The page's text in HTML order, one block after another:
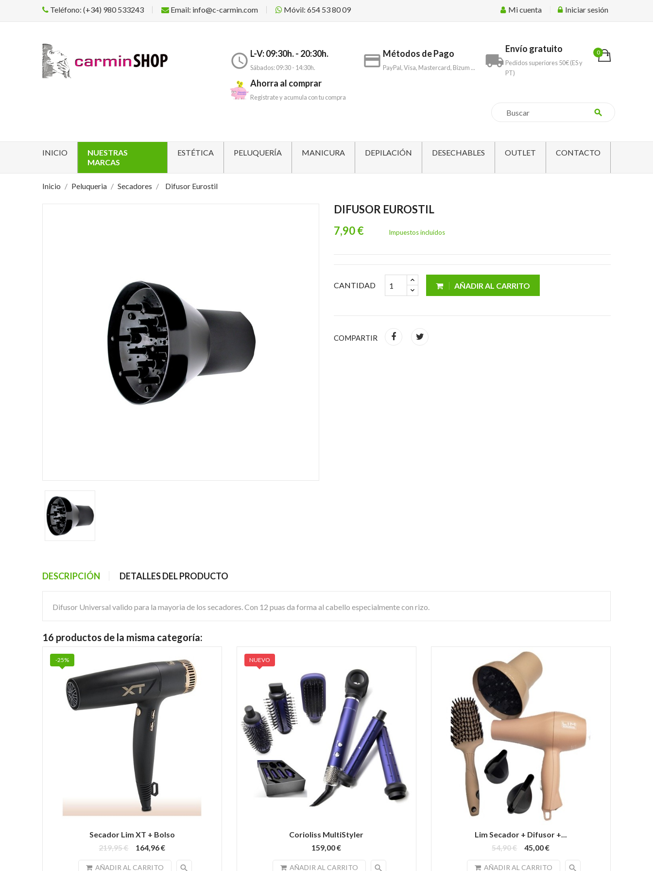
Teléfono: (+34) 980 533243 Email: info@c-carmin.com Móvil: 654 53 80 09 Mi cuenta Iniciar sesión
0
access_time L-V: 09:30h. - 20:30h.
Sábados: 09:30 - 14:30h. payment Métodos de Pago
PayPal, Visa, Mastercard, Bizum ... local_shipping
Envío gratuito
Pedidos superiores 50€ (ES y
PT)
Ahorra al comprar
Registrate y acumula con tu compra
search
INICIO
NUESTRAS
MARCAS
ESTÉTICA PELUQUERÍA MANICURA DEPILACIÓN DESECHABLES OUTLET CONTACTO
Inicio Peluqueria Secadores Difusor Eurostil
DIFUSOR EUROSTIL
7,90 €
Impuestos incluidos
CANTIDAD AÑADIR AL CARRITO
COMPARTIR
DESCRIPCIÓN DETALLES DEL PRODUCTO
Difusor Universal valido para la mayoria de los secadores. Con 12 puas da forma al cabello especialmente con rizo.
16 productos de la misma categoría:
Secador Lim XT + Bolso
219,95 €
164,96 €
AÑADIR AL CARRITO search
-25%
Corioliss MultiStyler
159,00 €
AÑADIR AL CARRITO search
NUEVO
Lim Secador + Difusor +...
54,90 €
45,00 €
AÑADIR AL CARRITO search